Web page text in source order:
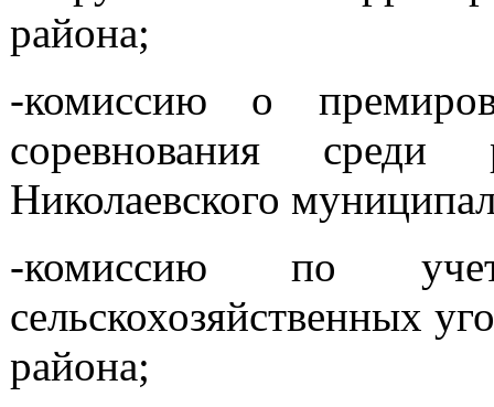
района;
-комиссию о
соревнования среди
Николаевского
-комиссию по
сельскохозяйственных
района;